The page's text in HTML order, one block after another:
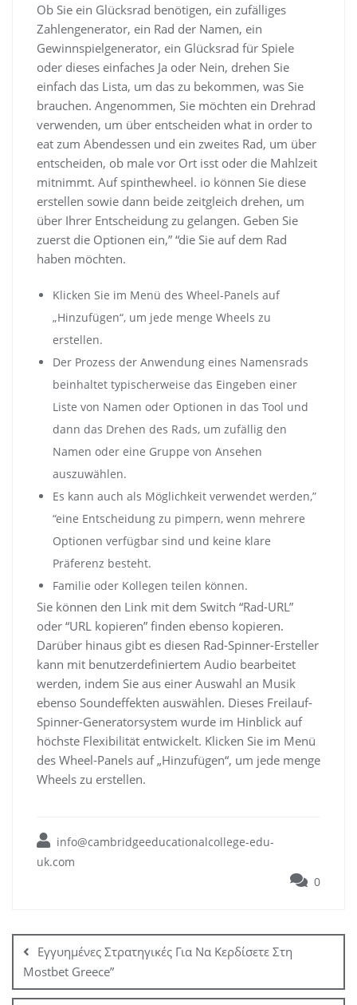
Ob Sie ein Glücksrad benötigen, ein zufälliges
Zahlengenerator, ein Rad der Namen, ein
Gewinnspielgenerator, ein Glücksrad für Spiele
oder dieses einfaches Ja oder Nein, drehen Sie
einfach das Lista, um das zu bekommen, was Sie
brauchen. Angenommen, Sie möchten ein Drehrad
verwenden, um über entscheiden what in order to
eat zum Abendessen und ein zweites Rad, um über
entscheiden, ob male vor Ort isst oder die Mahlzeit
mitnimmt. Auf spinthewheel. io können Sie diese
erstellen sowie dann beide zeitgleich drehen, um
über Ihrer Entscheidung zu gelangen. Geben Sie
zuerst die Optionen ein,” “die Sie auf dem Rad
haben möchten.
Klicken Sie im Menü des Wheel-Panels auf
„Hinzufügen“, um jede menge Wheels zu
erstellen.
Der Prozess der Anwendung eines Namensrads
beinhaltet typischerweise das Eingeben einer
Liste von Namen oder Optionen in das Tool und
dann das Drehen des Rads, um zufällig den
Namen oder eine Gruppe von Ansehen
auszuwählen.
Es kann auch als Möglichkeit verwendet werden,”
“eine Entscheidung zu pimpern, wenn mehrere
Optionen verfügbar sind und keine klare
Präferenz besteht.
Familie oder Kollegen teilen können.
Sie können den Link mit dem Switch “Rad-URL”
oder “URL kopieren” finden ebenso kopieren.
Darüber hinaus gibt es diesen Rad-Spinner-Ersteller
kann mit benutzerdefiniertem Audio bearbeitet
werden, indem Sie aus einer Auswahl an Musik
ebenso Soundeffekten auswählen. Dieses Freilauf-
Spinner-Generatorsystem wurde im Hinblick auf
höchste Flexibilität entwickelt. Klicken Sie im Menü
des Wheel-Panels auf „Hinzufügen“, um jede menge
Wheels zu erstellen.
info@cambridgeeducationalcollege-edu-
uk.com
0
Εγγυημένες Στρατηγικές Για Να Κερδίσετε Στη
Mostbet Greece”